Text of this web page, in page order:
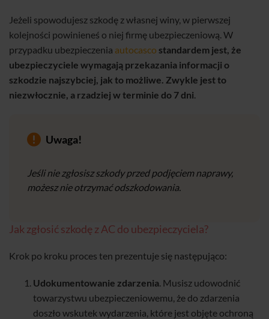
Jeżeli spowodujesz szkodę z własnej winy, w pierwszej
kolejności powinieneś o niej firmę ubezpieczeniową. W
przypadku ubezpieczenia autocasco standardem jest, że
ubezpieczyciele wymagają przekazania informacji o
szkodzie najszybciej, jak to możliwe. Zwykle jest to
niezwłocznie, a rzadziej w terminie do 7 dni.
Uwaga!
Jeśli nie zgłosisz szkody przed podjęciem naprawy,
możesz nie otrzymać odszkodowania.
Jak zgłosić szkodę z AC do ubezpieczyciela?
Krok po kroku proces ten prezentuje się następująco:
Udokumentowanie zdarzenia. Musisz udowodnić
towarzystwu ubezpieczeniowemu, że do zdarzenia
doszło wskutek wydarzenia, które jest objęte ochroną